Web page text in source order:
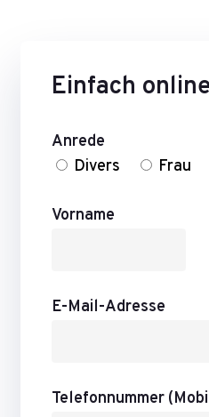
Einfach
Anrede
Divers
Frau
Vorname
E-Mail-Adresse
Telefonnummer